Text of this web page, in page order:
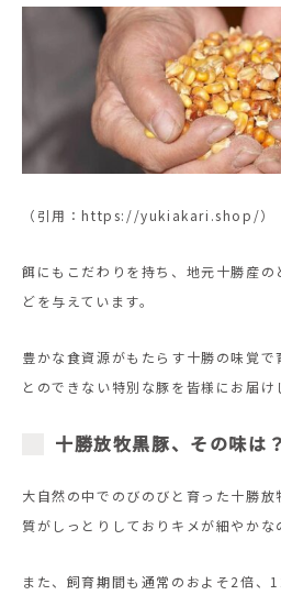
（引用：https://yukiakari.shop/）
餌にもこだわりを持ち、地元十勝産
どを与えています。
豊かな食資源がもたらす十勝の味覚
とのできない特別な豚を皆様にお届け
十勝放牧黒豚、その味は？
大自然の中でのびのびと育った十勝
質がしっとりしておりキメが細やかな
また、飼育期間も通常のおよそ2倍、